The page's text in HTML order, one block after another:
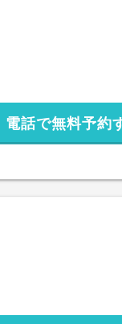
電話で無料予約